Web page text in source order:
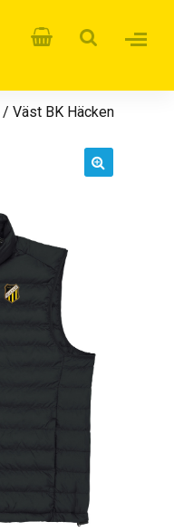
/ Väst BK Häcken